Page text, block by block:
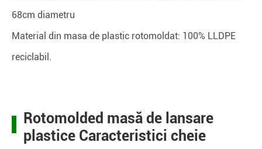
68cm diametru
Material din masa de plastic rotomoldat: 100% LLDPE
reciclabil.
Rotomolded masă de lansare
plastice Caracteristici cheie